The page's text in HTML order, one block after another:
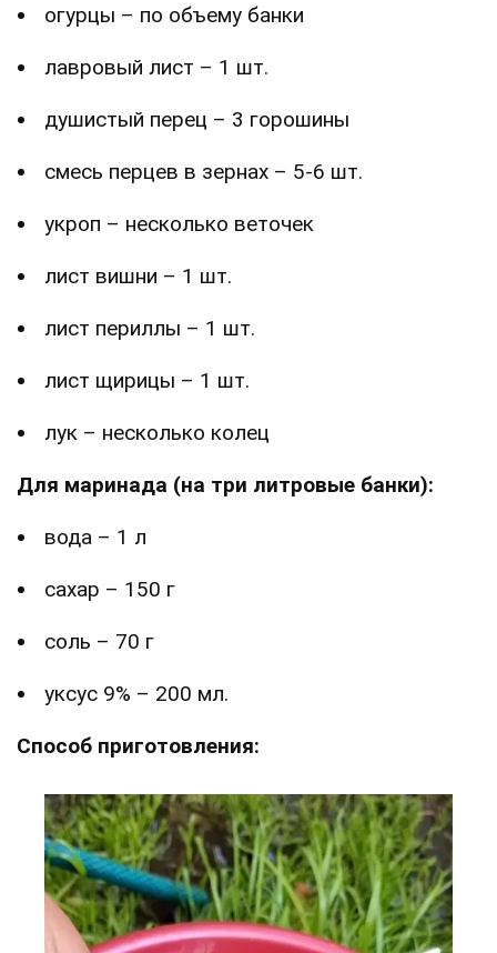
огурцы – по объему банки
лавровый лист – 1 шт.
душистый перец – 3 горошины
смесь перцев в зернах – 5-6 шт.
укроп – несколько веточек
лист вишни – 1 шт.
лист периллы – 1 шт.
лист щирицы – 1 шт.
лук – несколько колец
Для маринада (на три литровые банки):
вода – 1 л
сахар – 150 г
соль – 70 г
уксус 9% – 200 мл.
Способ приготовления: